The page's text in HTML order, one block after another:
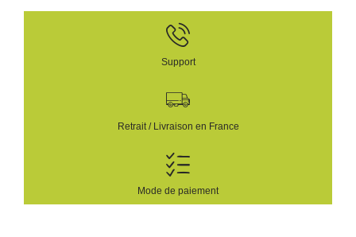
Support
Retrait / Livraison en France
Mode de paiement